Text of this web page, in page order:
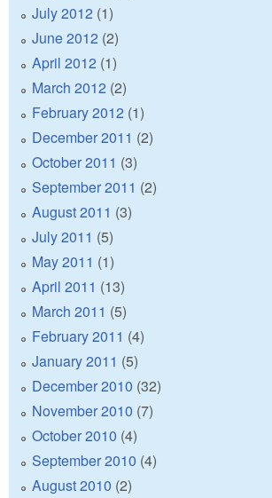
July 2012 (1)
June 2012 (2)
April 2012 (1)
March 2012 (2)
February 2012 (1)
December 2011 (2)
October 2011 (3)
September 2011 (2)
August 2011 (3)
July 2011 (5)
May 2011 (1)
April 2011 (13)
March 2011 (5)
February 2011 (4)
January 2011 (5)
December 2010 (32)
November 2010 (7)
October 2010 (4)
September 2010 (4)
August 2010 (2)